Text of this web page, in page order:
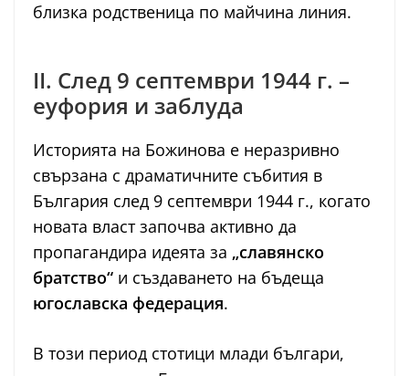
близка родственица по майчина линия.
II. След 9 септември 1944 г. –
еуфория и заблуда
Историята на Божинова е неразривно
свързана с драматичните събития в
България след 9 септември 1944 г., когато
новата власт започва активно да
пропагандира идеята за „славянско
братство“ и създаването на бъдеща
югославска федерация.
В този период стотици млади българи,